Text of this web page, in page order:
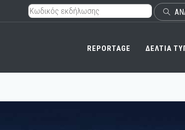
REPORTAGE ΔΕΛΤΙΑ